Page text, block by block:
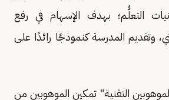
التعلُّم؛ بهدف الإسهام في رفع
وتقديم المدرسة كنموذجًا رائدًا على
التقنية" تمكين الموهوبين من